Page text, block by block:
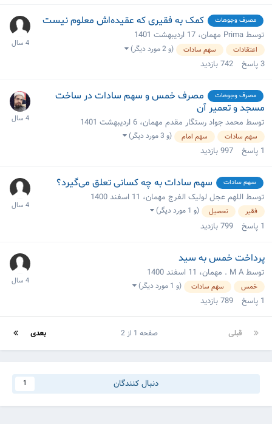
مصرف وجوهات کمک به فقیری که عقیده‌اش معلوم نیست
توسط Prima مهمان، 17 اردیبهشت 1401
اعتقادات سهم سادات (و 2 مورد دیگر)
3پاسخ 742بازدید
مصرف وجوهات
مصرف خمس و سهم سادات در ساخت
مسجد و تعمیر آن
توسط محمد جواد رستگار مقدم مهمان، 6 اردیبهشت 1401
سهم سادات سهم امام (و 3 مورد دیگر)
1 پاسخ 997بازدید
سهم سادات سهم سادات به چه کسانی تعلق می‌گیرد؟
توسط اللهم عجل لولیک الفرج مهمان، 11 اسفند 1400
فقیر تحصیل (و 1 مورد دیگر)
1 پاسخ 799بازدید
پرداخت خمس به سید
توسط M A . مهمان، 11 اسفند 1400
خمس سهم سادات (و 1 مورد دیگر)
1 پاسخ 789بازدید
قبلی بعدی صفحه 1 از 2
دنبال کنندگان 1